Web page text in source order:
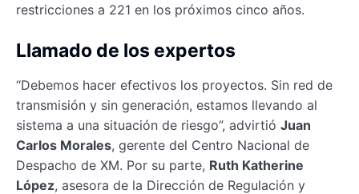
restricciones a 221 en los próximos cinco años.
Llamado de los expertos
“Debemos hacer efectivos los proyectos. Sin red de
transmisión y sin generación, estamos llevando al
sistema a una situación de riesgo”, advirtió Juan
Carlos Morales, gerente del Centro Nacional de
Despacho de XM. Por su parte, Ruth Katherine
López, asesora de la Dirección de Regulación y